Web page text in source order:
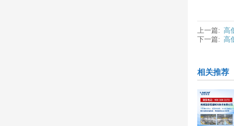
上一篇: 高
下一篇: 高
相关推荐